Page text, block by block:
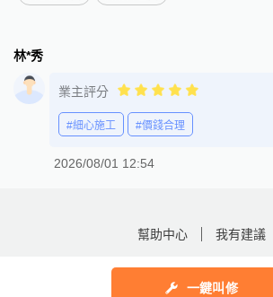
一鍵叫修
林*秀
業主評分
#細心施工 #價錢合理
2026/08/01 12:54
幫助中心 我有建議